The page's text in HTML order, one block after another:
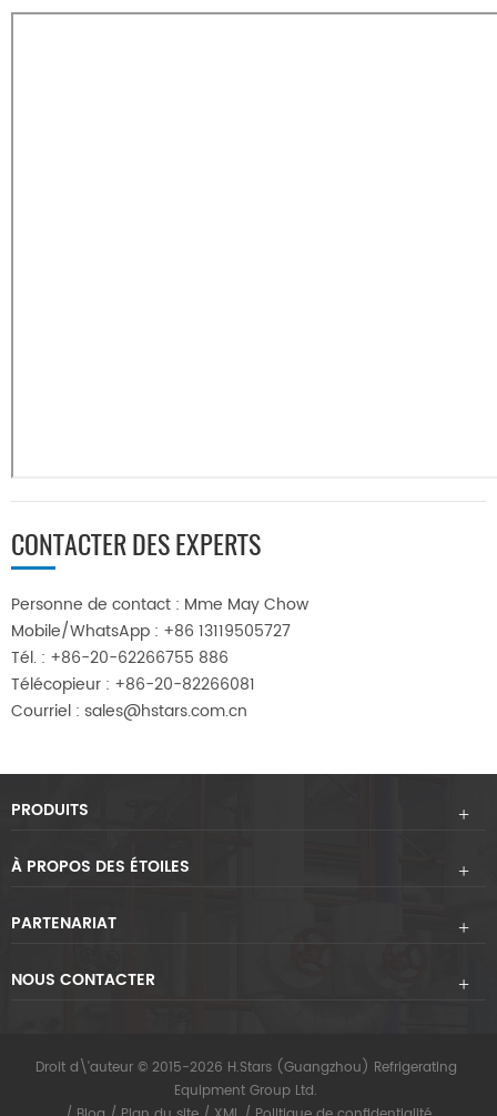
CONTACTER DES EXPERTS
Personne de contact : Mme May Chow
Mobile/WhatsApp : +86 13119505727
Tél. : +86-20-62266755 886
Télécopieur : +86-20-82266081
Courriel : sales@hstars.com.cn
PRODUITS
À PROPOS DES ÉTOILES
PARTENARIAT
NOUS CONTACTER
Droit d\'auteur © 2015-2026 H.Stars (Guangzhou) Refrigerating
Equipment Group Ltd.